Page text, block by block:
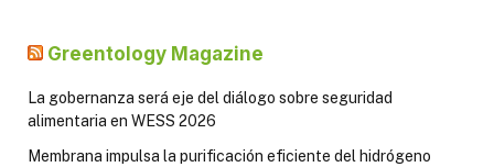
Greentology Magazine
La gobernanza será eje del diálogo sobre seguridad
alimentaria en WESS 2026
Membrana impulsa la purificación eficiente del hidrógeno